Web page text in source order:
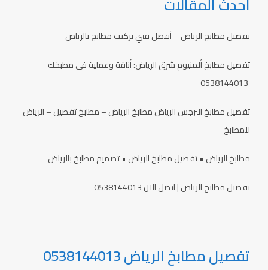
تفصيل مطابخ الرياض – أفضل فني تركيب مطابخ بالرياض
تفصيل مطابخ ألمنيوم شرق الرياض: أناقة وعملية في مطبخك
تفصيل مطابخ النرجس الرياض مطابخ الرياض – مطابخ تفصيل – الرياض
للمطابخ
مطابخ الرياض • تفصيل مطابخ الرياض • تصميم مطابخ بالرياض
تفصيل مطابخ الرياض | اتصل الان 0538144013
تفصيل مطابخ الرياض 0538144013